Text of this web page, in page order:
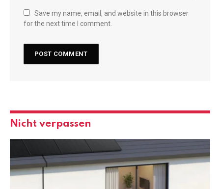
Save my name, email, and website in this browser
for the next time I comment.
Nicht verpassen